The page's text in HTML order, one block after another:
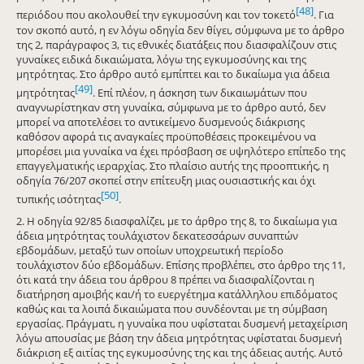
περιόδου που ακολουθεί την εγκυμοσύνη και τον τοκετό[48]. Για
τον σκοπό αυτό, η εν λόγω οδηγία δεν θίγει, σύμφωνα με το άρθρο
της 2, παράγραφος 3, τις εθνικές διατάξεις που διασφαλίζουν στις
γυναίκες ειδικά δικαιώματα, λόγω της εγκυμοσύνης και της
μητρότητας. Στο άρθρο αυτό εμπίπτει και το δικαίωμα για άδεια
μητρότητας[49]. Επί πλέον, η άσκηση των δικαιωμάτων που
αναγνωρίστηκαν στη γυναίκα, σύμφωνα με το άρθρο αυτό, δεν
μπορεί να αποτελέσει το αντικείμενο δυσμενούς διάκρισης
καθόσον αφορά τις αναγκαίες προϋποθέσεις προκειμένου να
μπορέσει μια γυναίκα να έχει πρόσβαση σε υψηλότερο επίπεδο της
επαγγελματικής ιεραρχίας. Στο πλαίσιο αυτής της προοπτικής, η
οδηγία 76/207 σκοπεί στην επίτευξη μιας ουσιαστικής και όχι
τυπικής ισότητας[50].
2. Η οδηγία 92/85 διασφαλίζει, με το άρθρο της 8, το δικαίωμα για
άδεια μητρότητας τουλάχιστον δεκατεσσάρων συναπτών
εβδομάδων, μεταξύ των οποίων υποχρεωτική περίοδο
τουλάχιστον δύο εβδομάδων. Επίσης προβλέπει, στο άρθρο της 11,
ότι κατά την άδεια του άρθρου 8 πρέπει να διασφαλίζονται η
διατήρηση αμοιβής και/ή το ευεργέτημα κατάλληλου επιδόματος
καθώς και τα λοιπά δικαιώματα που συνδέονται με τη σύμβαση
εργασίας. Πράγματι, η γυναίκα που υφίσταται δυσμενή μεταχείριση
λόγω απουσίας με βάση την άδεια μητρότητας υφίσταται δυσμενή
διάκριση εξ αιτίας της εγκυμοσύνης της και της άδειας αυτής. Αυτό